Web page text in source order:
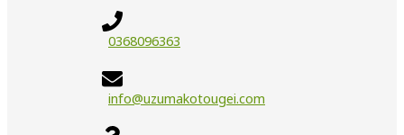
0368096363
info@uzumakotougei.com